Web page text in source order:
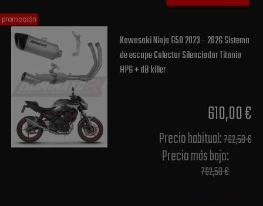
Kawasaki Ninja 650 2023 - 2026 Sistema
de escape Colector Silenciador Titanio
HP6 + dB killer
610,00 €
Precio habitual​:762,50 €
Precio más bajo​:
762,50 €
promoción